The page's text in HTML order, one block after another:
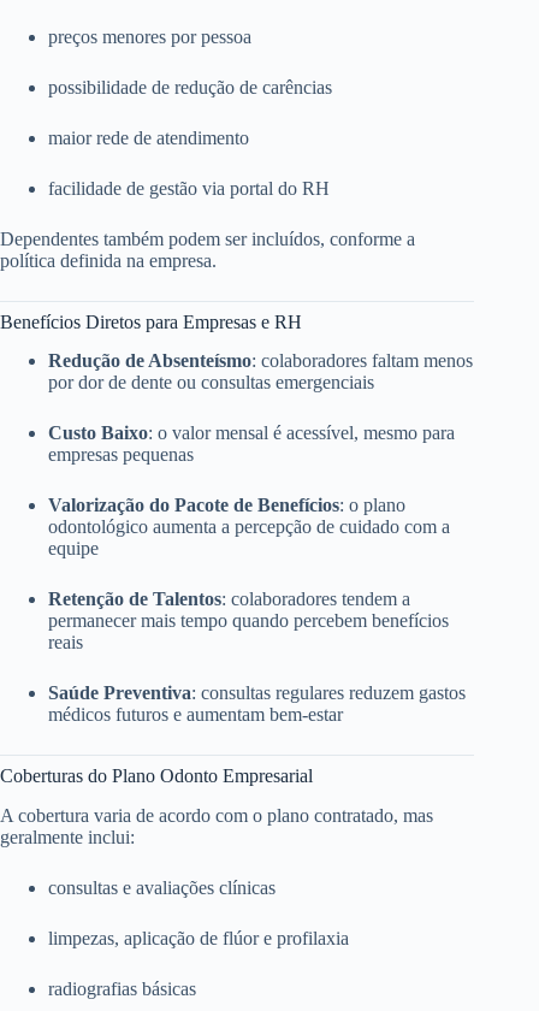
preços menores por pessoa
possibilidade de redução de carências
maior rede de atendimento
facilidade de gestão via portal do RH
Dependentes também podem ser incluídos, conforme a
política definida na empresa.
Benefícios Diretos para Empresas e RH
Redução de Absenteísmo: colaboradores faltam menos
por dor de dente ou consultas emergenciais
Custo Baixo: o valor mensal é acessível, mesmo para
empresas pequenas
Valorização do Pacote de Benefícios: o plano
odontológico aumenta a percepção de cuidado com a
equipe
Retenção de Talentos: colaboradores tendem a
permanecer mais tempo quando percebem benefícios
reais
Saúde Preventiva: consultas regulares reduzem gastos
médicos futuros e aumentam bem-estar
Coberturas do Plano Odonto Empresarial
A cobertura varia de acordo com o plano contratado, mas
geralmente inclui:
consultas e avaliações clínicas
limpezas, aplicação de flúor e profilaxia
radiografias básicas